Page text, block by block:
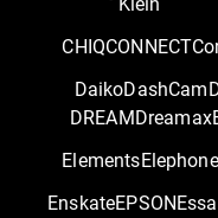
CHIQCONNECT
DaikoDashCam
DREAMDreamax
ElementsElephone
EnskateEPSON